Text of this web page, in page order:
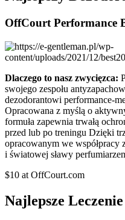
OffCourt Performance
Dlaczego to nasz zwycięzca:
swojego zespołu
dezodorantowi performance-
Opracowana z myślą o
formuła zapewnia trwałą
przed lub po treningu Dzięki
opracowanym we współpracy
i światowej sławy
$10 at OffCourt.com
Najlepsze